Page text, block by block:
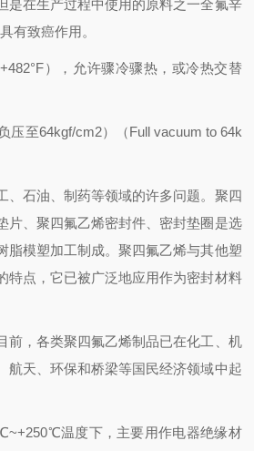
是在生产过程中使用的原料之一全氟辛
有致癌作用。
），允许骤冷骤热，或冷热交替
压至64kgf/cm2）（Full vacuum to 64k
、石油、制药等领域的许多问题。聚四
片、聚四氟乙烯密封件、密封垫圈是选
脂模塑加工制成。聚四氟乙烯与其他塑
特点，它已被广泛地应用作为密封材料
前，各类聚四氟乙烯制品已在化工、机
航天、环保和桥梁等国民经济领域中起
温度下，主要用作电器绝缘材